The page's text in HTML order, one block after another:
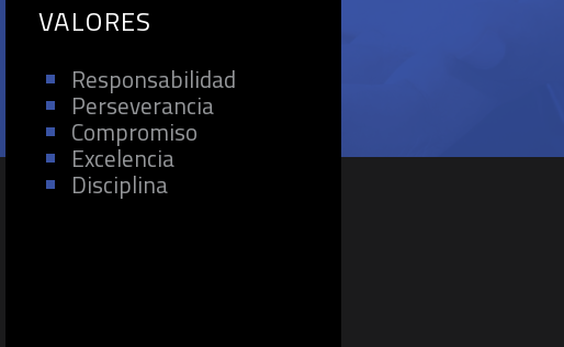
VALORES
Responsabilidad
Perseverancia
Compromiso
Excelencia
Disciplina